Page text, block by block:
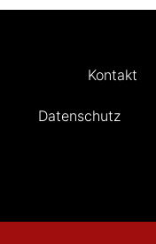
Kontakt
Datenschutz